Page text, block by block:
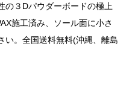
の３Dパウダーボードの極上
施工済み、ソール面に小さ
い。全国送料無料(沖縄、離島